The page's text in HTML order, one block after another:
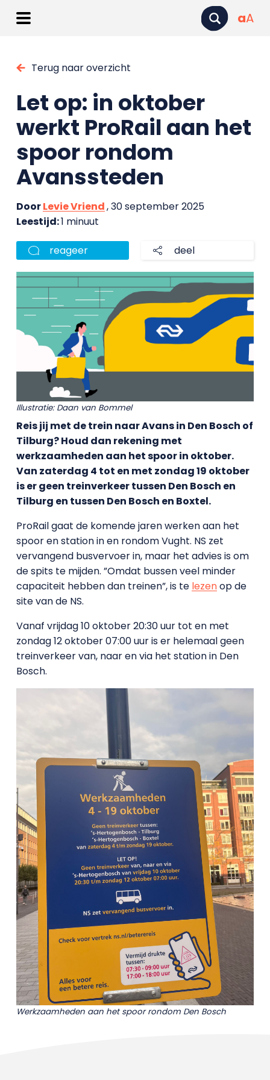
aA
Terug naar overzicht
Let op: in oktober
werkt ProRail aan het
spoor rondom
Avanssteden
DoorLevie Vriend, 30 september 2025
Leestijd:1 minuut
reageer deel
Illustratie: Daan van Bommel
Reis jij met de trein naar Avans in Den Bosch of
Tilburg? Houd dan rekening met
werkzaamheden aan het spoor in oktober.
Van zaterdag 4 tot en met zondag 19 oktober
is er geen treinverkeer tussen Den Bosch en
Tilburg en tussen Den Bosch en Boxtel.
ProRail gaat de komende jaren werken aan het
spoor en station in en rondom Vught. NS zet
vervangend busvervoer in, maar het advies is om
de spits te mijden. ”Omdat bussen veel minder
capaciteit hebben dan treinen”, is te lezenop de
site van de NS.
Vanaf vrijdag 10 oktober 20:30 uur tot en met
zondag 12 oktober 07:00 uur is er helemaal geen
treinverkeer van, naar en via het station in Den
Bosch.
Werkzaamheden aan het spoor rondom Den Bosch